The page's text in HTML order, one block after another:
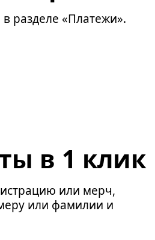
разделе «Платежи».
в 1 клик
или мерч,
или фамилии и